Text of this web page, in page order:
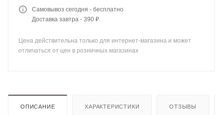
Самовывоз сегодня - бесплатно
Доставка завтра - 390 ₽
Цена действительна только для интернет-магазина и может
отличаться от цен в розничных магазинах
ОПИСАНИЕ ХАРАКТЕРИСТИКИ ОТЗЫВЫ